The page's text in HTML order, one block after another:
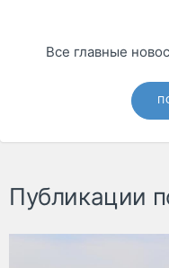
Все главные
Публикации